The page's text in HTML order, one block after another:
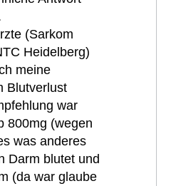
(Sarkom
Heidelberg)
meine
Blutverlust
war
800mg (wegen
was anderes
Darm blutet und
(da war glaube